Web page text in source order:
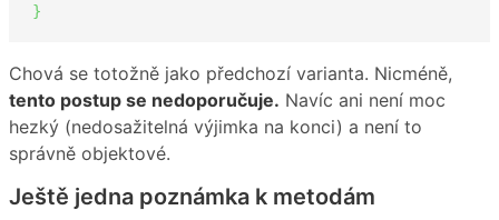
}
Chová se totožně jako předchozí varianta. Nicméně,
tento postup se nedoporučuje. Navíc ani není moc
hezký (nedosažitelná výjimka na konci) a není to
správně objektové.
Ještě jedna poznámka k metodám